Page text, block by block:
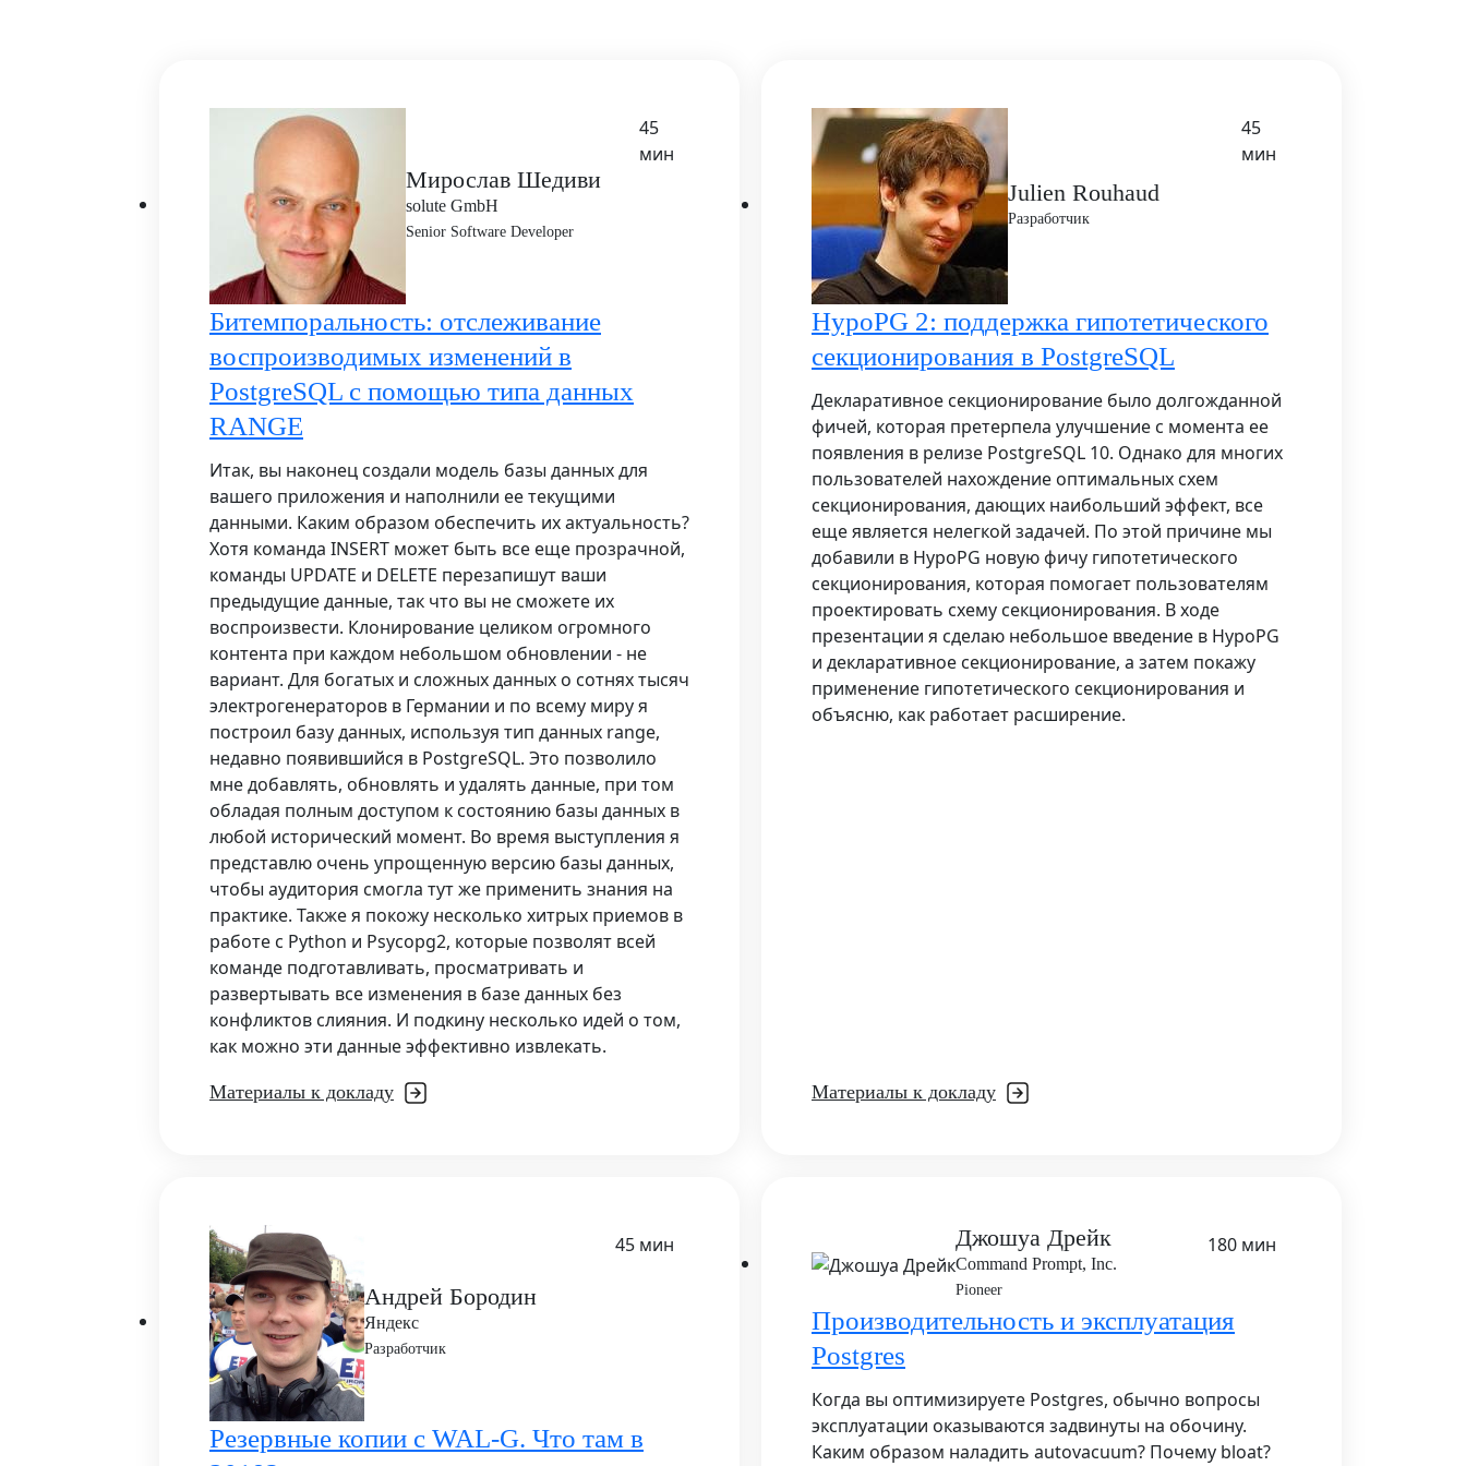
Мирослав Шедиви
solute GmbH
Senior Software Developer
45
мин
Битемпоральность: отслеживание
воспроизводимых изменений в
PostgreSQL с помощью типа данных
RANGE
Итак, вы наконец создали модель базы данных для
вашего приложения и наполнили ее текущими
данными. Каким образом обеспечить их актуальность?
Хотя команда INSERT может быть все еще прозрачной,
команды UPDATE и DELETE перезапишут ваши
предыдущие данные, так что вы не сможете их
воспроизвести. Клонирование целиком огромного
контента при каждом небольшом обновлении - не
вариант. Для богатых и сложных данных о сотнях тысяч
электрогенераторов в Германии и по всему миру я
построил базу данных, используя тип данных range,
недавно появившийся в PostgreSQL. Это позволило
мне добавлять, обновлять и удалять данные, при том
обладая полным доступом к состоянию базы данных в
любой исторический момент. Во время выступления я
представлю очень упрощенную версию базы данных,
чтобы аудитория смогла тут же применить знания на
практике. Также я покожу несколько хитрых приемов в
работе с Python и Psycopg2, которые позволят всей
команде подготавливать, просматривать и
развертывать все изменения в базе данных без
конфликтов слияния. И подкину несколько идей о том,
как можно эти данные эффективно извлекать.
Материалы к докладу
Julien Rouhaud
Разработчик
45
мин
HypoPG 2: поддержка гипотетического
секционирования в PostgreSQL
Декларативное секционирование было долгожданной
фичей, которая претерпела улучшение с момента ее
появления в релизе PostgreSQL 10. Однако для многих
пользователей нахождение оптимальных схем
секционирования, дающих наибольший эффект, все
еще является нелегкой задачей. По этой причине мы
добавили в HypoPG новую фичу гипотетического
секционирования, которая помогает пользователям
проектировать схему секционирования. В ходе
презентации я сделаю небольшое введение в HypoPG
и декларативное секционирование, а затем покажу
применение гипотетического секционирования и
объясню, как работает расширение.
Материалы к докладу
Андрей Бородин
Яндекс
Разработчик
45 мин
Резервные копии с WAL-G. Что там в
Джошуа Дрейк
Command Prompt, Inc.
Pioneer
180 мин
Производительность и эксплуатация
Postgres
Когда вы оптимизируете Postgres, обычно вопросы
эксплуатации оказываются задвинуты на обочину.
Каким образом наладить autovacuum? Почему bloat?